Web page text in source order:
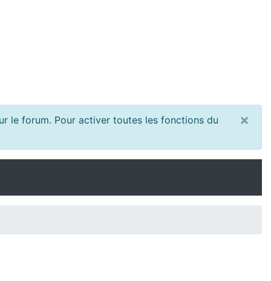
le forum. Pour activer toutes les fonctions du ×